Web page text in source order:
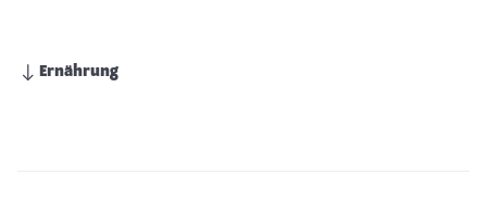
Ernährung